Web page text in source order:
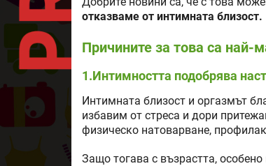
отказваме от интимната близост.
Причините за това са най-
1.Интимността подобрява
Интимната близост и оргазмът
избавим от стреса и дори
физическо натоварване,
Защо тогава с възрастта,